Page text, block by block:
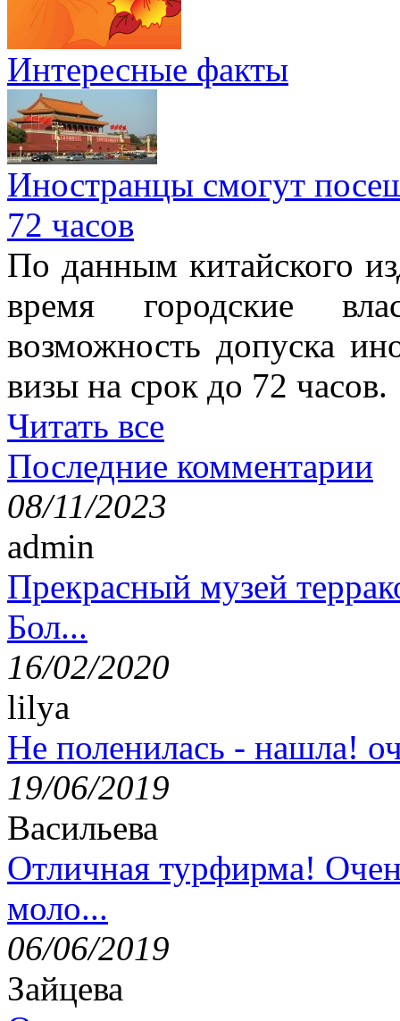
Интересные факты
Иностранцы смогут
72 часов
По данным китайского
время городские
возможность допуска
визы на срок до 72 часов.
Читать все
Последние комментарии
08/11/2023
admin
Прекрасный музей
Бол...
16/02/2020
lilya
Не поленилась - нашла!
19/06/2019
Васильева
Отличная турфирма!
моло...
06/06/2019
Зайцева